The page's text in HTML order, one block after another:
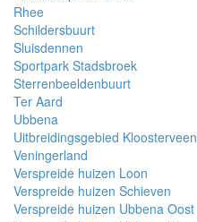
Rhee
Schildersbuurt
Sluisdennen
Sportpark Stadsbroek
Sterrenbeeldenbuurt
Ter Aard
Ubbena
Uitbreidingsgebied Kloosterveen
Veningerland
Verspreide huizen Loon
Verspreide huizen Schieven
Verspreide huizen Ubbena Oost